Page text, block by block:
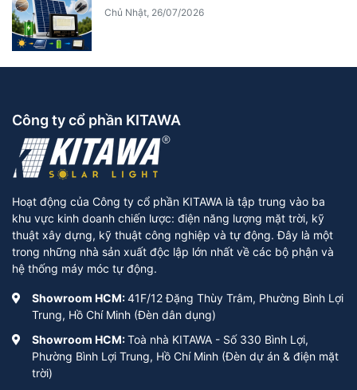
Chủ Nhật, 26/07/2026
Công ty cổ phần KITAWA
Hoạt động của Công ty cổ phần KITAWA là tập trung vào ba
khu vực kinh doanh chiến lược: điện năng lượng mặt trời, kỹ
thuật xây dựng, kỹ thuật công nghiệp và tự động. Đây là một
trong những nhà sản xuất độc lập lớn nhất về các bộ phận và
hệ thống máy móc tự động.
Showroom HCM:41F/12 Đặng Thùy Trâm, Phường Bình Lợi
Trung, Hồ Chí Minh (Đèn dân dụng)
Showroom HCM:Toà nhà KITAWA - Số 330 Bình Lợi,
Phường Bình Lợi Trung, Hồ Chí Minh (Đèn dự án & điện mặt
trời)